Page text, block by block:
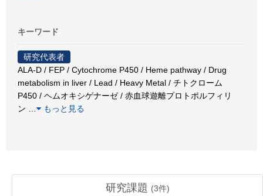
キーワード
研究代表者
ALA-D / FEP / Cytochrome P450 / Heme pathway / Drug
metabolism in liver / Lead / Heavy Metal / チトクローム
P450 / ヘムオキシゲナーゼ / 赤血球遊離プロトポルフィリ
ン
もっと見る
研究課題 (3件)